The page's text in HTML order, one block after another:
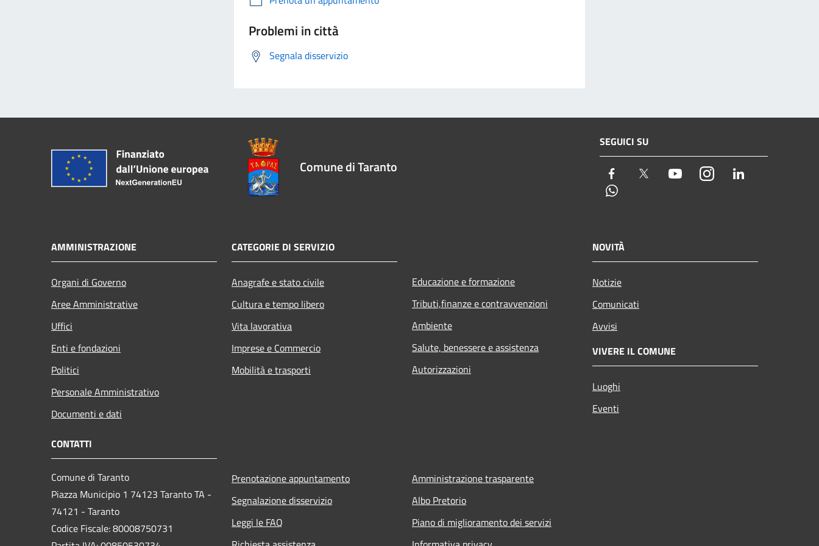
Problemi in città
Segnala disservizio
Comune di Taranto
SEGUICI SU
Facebook Twitter YoutubeInstagram
AMMINISTRAZIONE
Organi di Governo
Aree Amministrative
Uffici
Enti e fondazioni
Politici
Personale Amministrativo
Documenti e dati
CATEGORIE DI SERVIZIO
Anagrafe e stato civile
Cultura e tempo libero
Vita lavorativa
Imprese e Commercio
Mobilità e trasporti
Educazione e formazione
Tributi,finanze e contravvenzioni
Ambiente
Salute, benessere e assistenza
Autorizzazioni
NOVITÀ
Notizie
Comunicati
Avvisi
VIVERE IL COMUNE
Luoghi
Eventi
CONTATTI
Comune di Taranto
Piazza Municipio 1 74123 Taranto TA -
74121 - Taranto
Codice Fiscale: 80008750731
Prenotazione appuntamento
Segnalazione disservizio
Leggi le FAQ
Amministrazione trasparente
Albo Pretorio
Piano di miglioramento dei servizi